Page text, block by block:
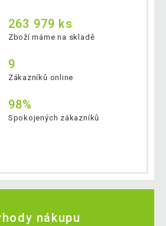
263 979 ks
Zboží máme na skladě
9
Zákazníků online
98%
Spokojených zákazníků
nákupu